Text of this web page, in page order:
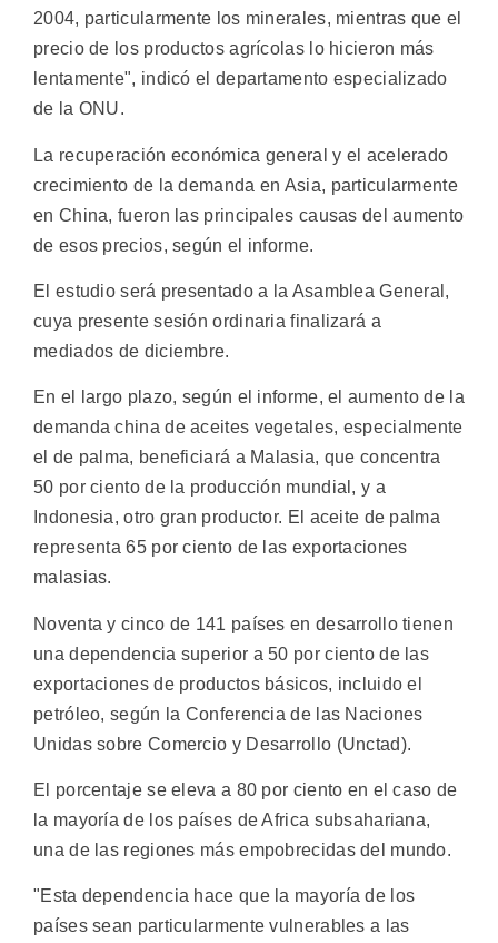
2004, particularmente los minerales, mientras que el
precio de los productos agrícolas lo hicieron más
lentamente", indicó el departamento especializado
de la ONU.
La recuperación económica general y el acelerado
crecimiento de la demanda en Asia, particularmente
en China, fueron las principales causas del aumento
de esos precios, según el informe.
El estudio será presentado a la Asamblea General,
cuya presente sesión ordinaria finalizará a
mediados de diciembre.
En el largo plazo, según el informe, el aumento de la
demanda china de aceites vegetales, especialmente
el de palma, beneficiará a Malasia, que concentra
50 por ciento de la producción mundial, y a
Indonesia, otro gran productor. El aceite de palma
representa 65 por ciento de las exportaciones
malasias.
Noventa y cinco de 141 países en desarrollo tienen
una dependencia superior a 50 por ciento de las
exportaciones de productos básicos, incluido el
petróleo, según la Conferencia de las Naciones
Unidas sobre Comercio y Desarrollo (Unctad).
El porcentaje se eleva a 80 por ciento en el caso de
la mayoría de los países de Africa subsahariana,
una de las regiones más empobrecidas del mundo.
"Esta dependencia hace que la mayoría de los
países sean particularmente vulnerables a las